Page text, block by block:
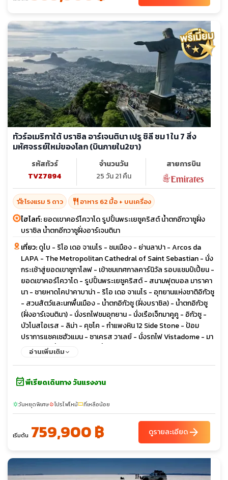
ทัวร์อเมริกาใต้ บราซิล อาร์เจนตินา เปรู ชิลี ชม 1 ใน 7 สิ่ง
มหัศจรรย์ใหม่ของโลก (บินภายใน2ขา)
รหัสทัวร์
TVZ7894
จำนวนวัน
25 วัน 21 คืน
สายการบิน
hotel_classโรงแรม 5 ดาว restaurant อาหาร 62 มื้อ + บนเครื่อง
ไฮไลท์:ยอดเขาคอร์โควาโด รูปปั้นพระเยซูคริสต์ น้ำตกอีกวาซูฝั่ง
บราซิล น้ำตกอีกวาซูฝั่งอาร์เจนตินา
เที่ยว:ดูไบ - ริโอ เดอ จาเนโร - ชมเมือง - ย่านลาปา - Arcos da
LAPA - The Metropolitan Cathedral of Saint Sebastian - นั่ง
กระเช้าสู่ยอดเขาซูกาโลฟ - เข้าชมเทศกาลคาร์นิวัล รอบแชมป์เปี้ยน -
ยอดเขาคอร์โควาโด - รูปปั้นพระเยซูคริสต์ - สนามฟุตบอล มาราคา
นา - ชายหาดโคปาคาบาน่า - ริโอ เดอ จาเนโร - อุทยานแห่งชาติอิกัวซู
- สวนสัตว์และนกพื้นเมือง - น้ำตกอิกัวซู (ฝั่งบราซิล) - น้ำตกอิกัวซู
(ฝั่งอาร์เจนตินา) - นั่งรถไฟชมอุทยาน - นั่งเรือเจ็ทมาคูคู - อิกัวซู -
บัวโนสไอเรส - ลิม่า - คุชโค - กำแพงหิน 12 Side Stone - ป้อม
ปราการแซคเซฮัวแมน - ซาเครส วาเลย์ - นั่งรถไฟ Vistadome - มา
ชูปิกชู นครที่หายสาบสูญ - นั่งรถไฟ Vistadome - ป้อมปราการโอ
เบลลาวิสตา - เกาะอีสเตอร์ - ชมโมอาย - เหมืองหินราโนราราคู -
- โมอาย อาฮูตองการิกิ - ปูนาเปา - ภูเขาไฟราโนเกา - หมู่บ้านโอรอง
โก - ซานติเอโก - ปูนตาอาเรนัส - ป้อมบูลเนส - ช่องแคบแมคเจน
แลน - ล่องเรือช่องแคบมาเจลลัน - เกาะมักดาเลนา - เกาะมาร์ตา -
เก็บภาพนกเพนกวินและสิงโตทะเล - ปูนตา นาตาเรส - ชมเมืองปูนตา
Cuernos del Paine - ทะเลสาบเพโฮ - ธารน้ำแข็งเกรย์ - ข้าม
พรมแดนสู่ เอล คาลาฟาเต้ - ชมพิพิธภัณฑ์น้ำแข็ง - ไอซ์บาร์ -
อ่านเพิ่มเติม
event_availableพีเรียดเดินทาง วันแรงงาน
sunnyวันหยุดพิเศษlocal_fire_departmentโปรไฟไหม้confirmation_numberที่เหลือน้อย
เริ่มต้น 759,900 ฿ ดูรายละเอียดarrow_forward